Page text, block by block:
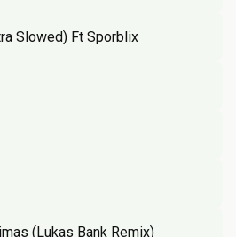
Slowed) Ft Sporblix
(Lukas Bank Remix)